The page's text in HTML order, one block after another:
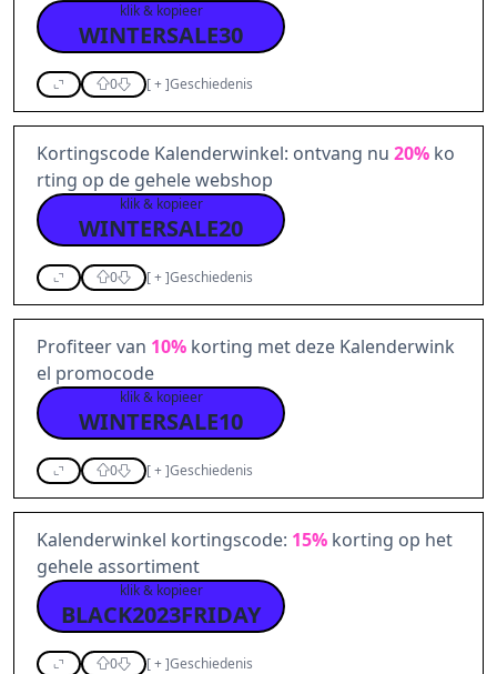
klik & kopieer
WINTERSALE30
0 [+]Geschiedenis
Kortingscode Kalenderwinkel: ontvang nu 20% ko
rting op de gehele webshop
klik & kopieer
WINTERSALE20
0 [+]Geschiedenis
Profiteer van 10% korting met deze Kalenderwink
el promocode
klik & kopieer
WINTERSALE10
0 [+]Geschiedenis
Kalenderwinkel kortingscode: 15% korting op het
gehele assortiment
klik & kopieer
BLACK2023FRIDAY
0 [+]Geschiedenis